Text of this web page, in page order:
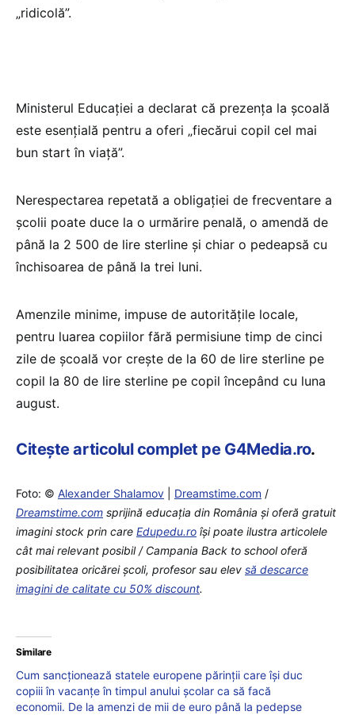
„ridicolă”.
Ministerul Educației a declarat că prezența la școală
este esențială pentru a oferi „fiecărui copil cel mai
bun start în viață”.
Nerespectarea repetată a obligației de frecventare a
școlii poate duce la o urmărire penală, o amendă de
până la 2 500 de lire sterline și chiar o pedeapsă cu
închisoarea de până la trei luni.
Amenzile minime, impuse de autoritățile locale,
pentru luarea copiilor fără permisiune timp de cinci
zile de școală vor crește de la 60 de lire sterline pe
copil la 80 de lire sterline pe copil începând cu luna
august.
Citește articolul complet pe G4Media.ro.
Foto: © Alexander Shalamov Dreamstime.com /
Dreamstime.com sprijină educaţia din România şi oferă gratuit
imagini stock prin care Edupedu.ro îşi poate ilustra articolele
cât mai relevant posibil / Campania Back to school oferă
posibilitatea oricărei școli, profesor sau elev să descarce
imagini de calitate cu 50% discount.
Similare
Cum sancționează statele europene părinții care își duc
copiii în vacanțe în timpul anului școlar ca să facă
economii. De la amenzi de mii de euro până la pedepse